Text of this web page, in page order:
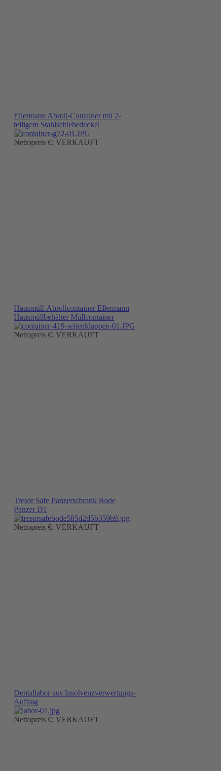
Ellermann Abroll-Container mit 2-
teiligem Stahlschiebedeckel
Nettopreis €: VERKAUFT
Hausmüll-Abrollcontainer Ellermann
Hausmüllbehälter Müllcontainer
Nettopreis €: VERKAUFT
Tresor Safe Panzerschrank Bode
Panzer D1
Nettopreis €: VERKAUFT
Dentallabor aus Insolvenzverwertungs-
Auftrag
Nettopreis €: VERKAUFT